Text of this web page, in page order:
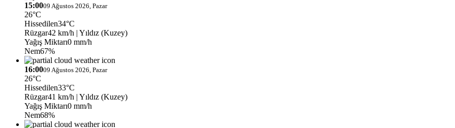
15:0009 Ağustos 2026, Pazar
26°C
Hissedilen34°C
Rüzgar42 km/h | Yıldız (Kuzey)
Yağış Miktarı0 mm/h
Nem67%
16:0009 Ağustos 2026, Pazar
26°C
Hissedilen33°C
Rüzgar41 km/h | Yıldız (Kuzey)
Yağış Miktarı0 mm/h
Nem68%